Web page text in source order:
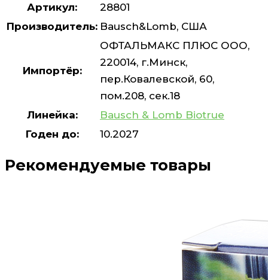
Артикул:
28801
Производитель: Bausch&Lomb, США
Импортёр:
ОФТАЛЬМАКС ПЛЮС ООО,
220014, г.Минск,
пер.Ковалевской, 60,
пом.208, сек.18
Линейка:
Bausch & Lomb Biotrue
Годен до:
10.2027
Рекомендуемые товары